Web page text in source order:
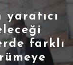
yaratıcı
farklı